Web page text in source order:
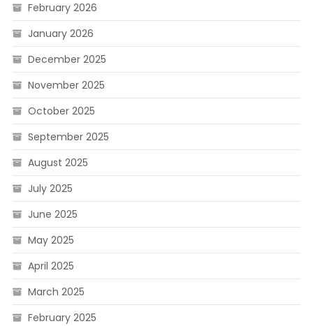
February 2026
January 2026
December 2025
November 2025
October 2025
September 2025
August 2025
July 2025
June 2025
May 2025
April 2025
March 2025
February 2025